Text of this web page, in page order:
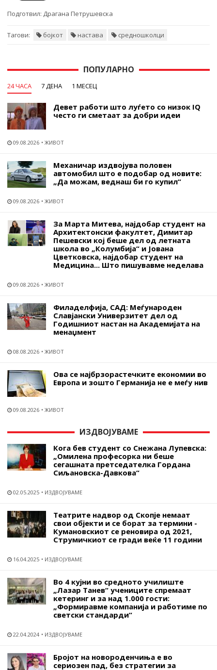
Подготвил: Драгана Петрушевска
Тагови: бојкот настава средношколци
ПОПУЛАРНО
24 ЧАСА 7 ДЕНА 1 МЕСЕЦ
Девет работи што луѓето со низок IQ
често ги сметаат за добри идеи
09.08.2026 ЖИВОТ
Механичар издвојува половен
автомобил што е подобар од новите:
„Да можам, веднаш би го купил“
09.08.2026 ЖИВОТ
За Марта Митева, најдобар студент на
Архитектонски факултет, Димитар
Пешевски кој беше дел од летната
школа во „Колумбија“ и Јована
Цветковска, најдобар студент на
Медицина... Што пишувавме неделава
09.08.2026 ЖИВОТ
Филаделфија, САД: Меѓународен
Славјански Универзитет дел од
Годишниот настан на Академијата на
менаџмент
08.08.2026 ЖИВОТ
Ова се најбрзорастечките економии во
Европа и зошто Германија не е меѓу нив
09.08.2026 ЖИВОТ
ИЗДВОЈУВАМЕ
Кога бев студент со Снежана Лупевска:
„Омилена професорка ни беше
сегашната претседателка Гордана
Сиљановска-Давкова“
02.05.2025 ИЗДВОЈУВАМЕ
Театрите надвор од Скопје немаат
свои објекти и се борат за термини -
Кумановскиот се реновира од 2021,
Струмичкиот се гради веќе 11 години
16.04.2025 ИЗДВОЈУВАМЕ
Во 4 кујни во средното училиште
„Лазар Танев“ учениците спремаат
кетеринг и за над 1.000 гости:
„Формиравме компанија и работиме по
светски стандарди“
22.04.2024 ИЗДВОЈУВАМЕ
Бројот на новороденчиња е во
сериозен пад, без стратегии за